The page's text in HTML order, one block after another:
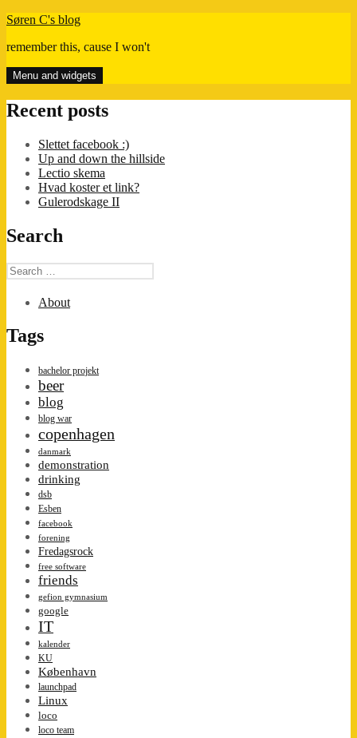
Skip
content
Søren C's blog
remember this, cause I won't
Menu and widgets
Recent posts
Slettet facebook :)
Up and down the hillside
Lectio skema
Hvad koster et link?
Gulerodskage II
Search
Search
for:
About
Tags
bachelor projekt
beer
blog
blog war
copenhagen
danmark
demonstration
drinking
dsb
Esben
facebook
forening
Fredagsrock
free software
friends
gefion gymnasium
google
IT
kalender
KU
København
launchpad
Linux
loco
loco team